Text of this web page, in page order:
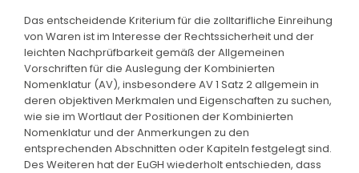
Das entscheidende Kriterium für die zolltarifliche Einreihung
von Waren ist im Interesse der Rechtssicherheit und der
leichten Nachprüfbarkeit gemäß der Allgemeinen
Vorschriften für die Auslegung der Kombinierten
Nomenklatur (AV), insbesondere AV 1 Satz 2 allgemein in
deren objektiven Merkmalen und Eigenschaften zu suchen,
wie sie im Wortlaut der Positionen der Kombinierten
Nomenklatur und der Anmerkungen zu den
entsprechenden Abschnitten oder Kapiteln festgelegt sind.
Des Weiteren hat der EuGH wiederholt entschieden, dass